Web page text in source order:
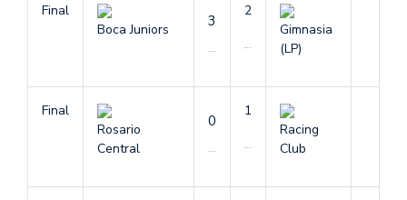
Final
Boca Juniors
3
2
Gimnasia
(LP)
Final
Rosario
Central
0
1
Racing
Club